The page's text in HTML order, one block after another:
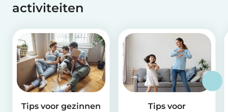
activiteiten
Tips voor gezinnen
Tips voor